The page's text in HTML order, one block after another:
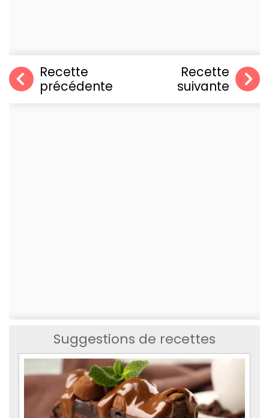
Recette
précédente
Recette
suivante
Suggestions de recettes